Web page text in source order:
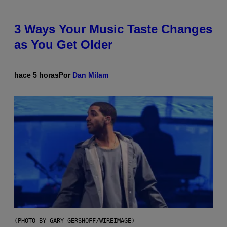
3 Ways Your Music Taste Changes
as You Get Older
hace 5 horasPor Dan Milam
(PHOTO BY GARY GERSHOFF/WIREIMAGE)